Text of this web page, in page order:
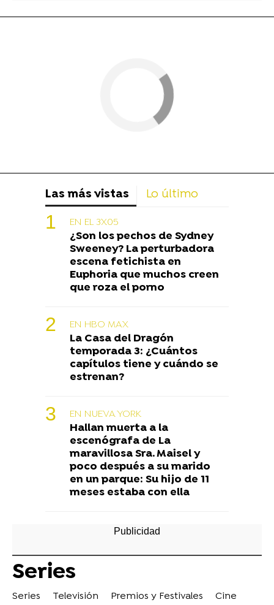
Las más vistas Lo último
EN EL 3X05
¿Son los pechos de Sydney
Sweeney? La perturbadora
escena fetichista en
Euphoria que muchos creen
que roza el porno
EN HBO MAX
La Casa del Dragón
temporada 3: ¿Cuántos
capítulos tiene y cuándo se
estrenan?
EN NUEVA YORK
Hallan muerta a la
escenógrafa de La
maravillosa Sra. Maisel y
poco después a su marido
en un parque: Su hijo de 11
meses estaba con ella
Series
Series Televisión Premios y Festivales
Cine